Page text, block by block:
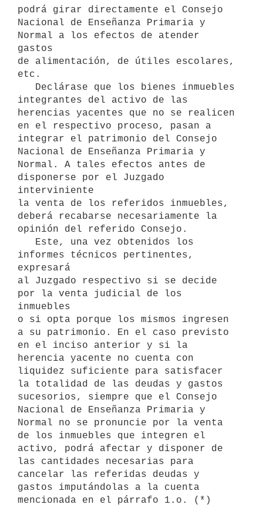
podrá girar directamente el Consejo
Nacional de Enseñanza Primaria y
Normal a los efectos de atender
gastos
de alimentación, de útiles escolares,
etc.
integrantes del activo de las
herencias yacentes que no se realicen
en el respectivo proceso, pasan a
integrar el patrimonio del Consejo
Nacional de Enseñanza Primaria y
Normal. A tales efectos antes de
disponerse por el Juzgado
interviniente
la venta de los referidos inmuebles,
deberá recabarse necesariamente la
opinión del referido Consejo.
informes técnicos pertinentes,
expresará
al Juzgado respectivo si se decide
por la venta judicial de los
inmuebles
o si opta porque los mismos ingresen
a su patrimonio. En el caso previsto
en el inciso anterior y si la
herencia yacente no cuenta con
liquidez suficiente para satisfacer
la totalidad de las deudas y gastos
sucesorios, siempre que el Consejo
Nacional de Enseñanza Primaria y
Normal no se pronuncie por la venta
de los inmuebles que integren el
activo, podrá afectar y disponer de
las cantidades necesarias para
cancelar las referidas deudas y
gastos imputándolas a la cuenta
mencionada en el párrafo 1.o. (*)